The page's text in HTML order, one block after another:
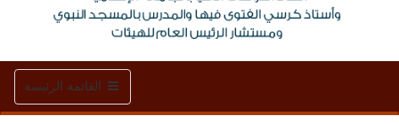
Toggle
navigation
القائمة الرئيسة